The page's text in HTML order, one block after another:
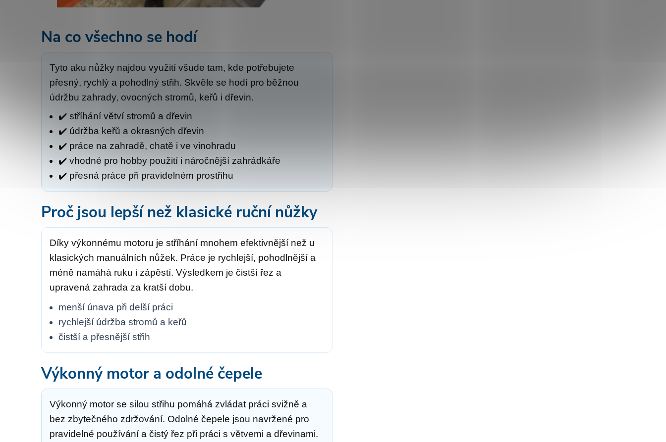
Na co všechno se hodí
Tyto aku nůžky najdou využití všude tam, kde potřebujete
přesný, rychlý a pohodlný střih. Skvěle se hodí pro běžnou
údržbu zahrady, ovocných stromů, keřů i dřevin.
✔️ stříhání větví stromů a dřevin
✔️ údržba keřů a okrasných dřevin
✔️ práce na zahradě, chatě i ve vinohradu
✔️ vhodné pro hobby použití i náročnější zahrádkáře
✔️ přesná práce při pravidelném prostřihu
Proč jsou lepší než klasické ruční nůžky
Díky výkonnému motoru je stříhání mnohem efektivnější než u
klasických manuálních nůžek. Práce je rychlejší, pohodlnější a
méně namáhá ruku i zápěstí. Výsledkem je čistší řez a
upravená zahrada za kratší dobu.
menší únava při delší práci
rychlejší údržba stromů a keřů
čistší a přesnější střih
Výkonný motor a odolné čepele
Výkonný motor se silou střihu pomáhá zvládat práci svižně a
bez zbytečného zdržování. Odolné čepele jsou navržené pro
pravidelné používání a čistý řez při práci s větvemi a dřevinami.